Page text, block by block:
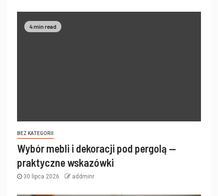
4 min read
BEZ KATEGORII
Wybór mebli i dekoracji pod pergolą —
praktyczne wskazówki
30 lipca 2026 addminr